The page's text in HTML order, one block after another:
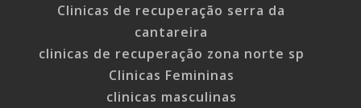
Clinicas de recuperação serra da
cantareira
clinicas de recuperação zona norte sp
Clinicas Femininas
clinicas masculinas